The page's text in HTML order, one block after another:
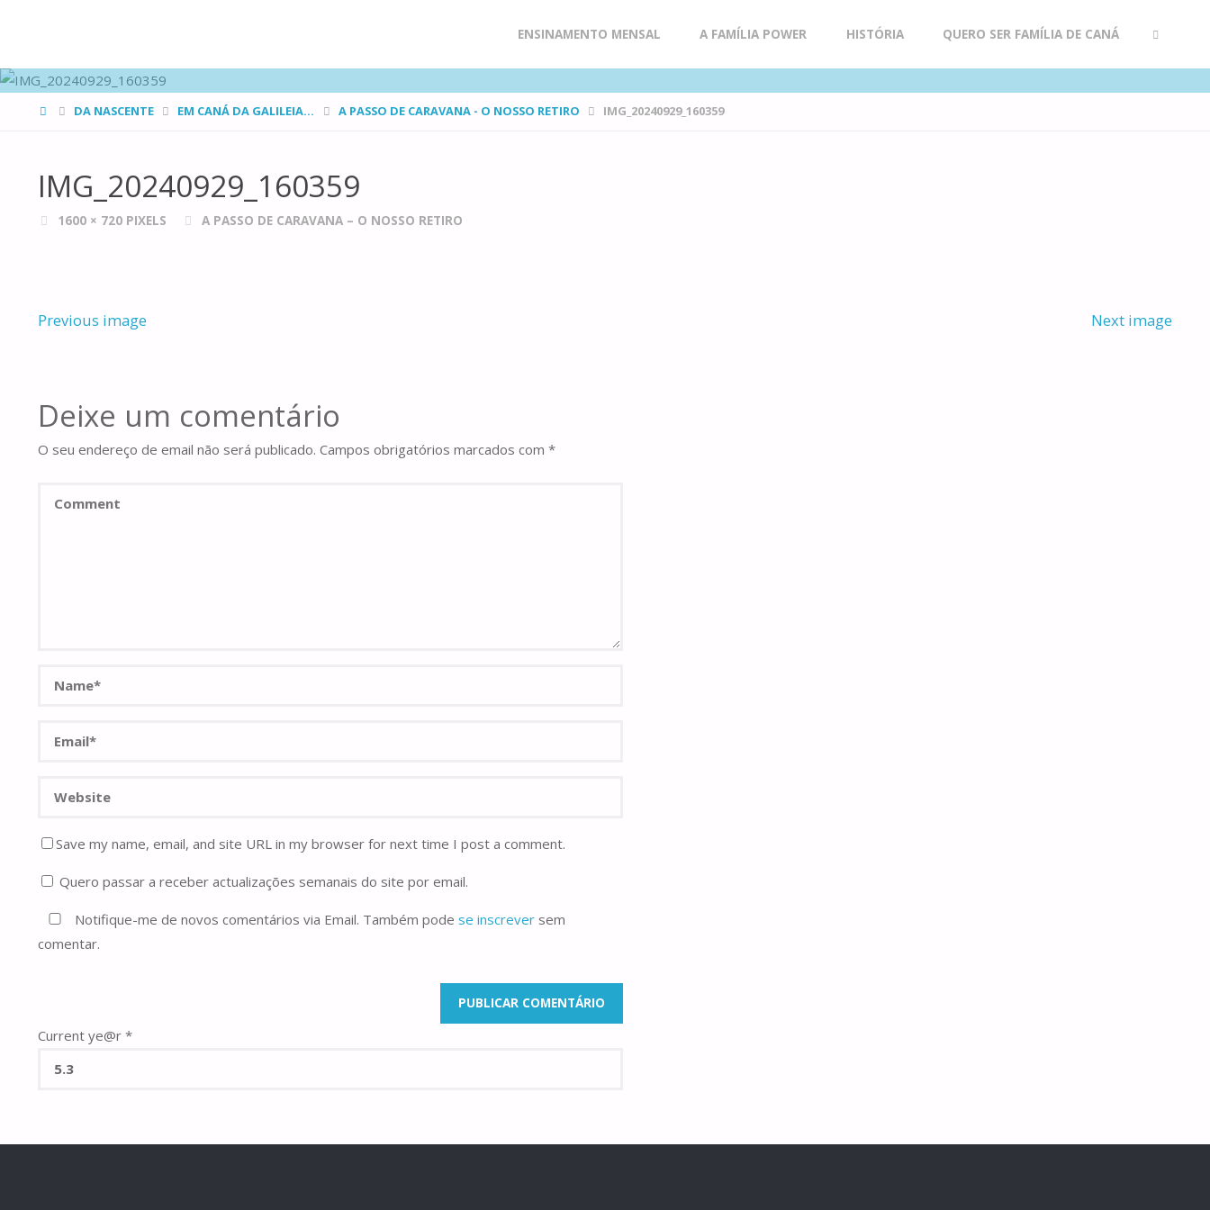
to
content
ENSINAMENTO MENSAL A FAMÍLIA POWER HISTÓRIA QUERO SER FAMÍLIA DE CANÁ
HOMEDA NASCENTE EM CANÁ DA GALILEIA... A PASSO DE CARAVANA - O NOSSO RETIRO IMG_20240929_160359
IMG_20240929_160359
FULL1600 × 720 PIXELS A PASSO DE CARAVANA – O NOSSO RETIRO
Previous image Next image
Deixe um comentário
O seu endereço de email não será publicado. Campos obrigatórios marcados com *
Save my name, email, and site URL in my browser for next time I post a comment.
Quero passar a receber actualizações semanais do site por email.
Notifique-me de novos comentários via Email. Também pode se inscrever sem
comentar.
Current ye@r *